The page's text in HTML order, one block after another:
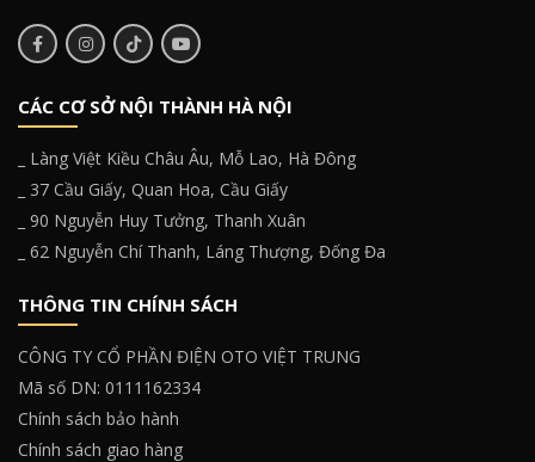
CÁC CƠ SỞ NỘI THÀNH HÀ NỘI
_ Làng Việt Kiều Châu Âu, Mỗ Lao, Hà Đông
_ 37 Cầu Giấy, Quan Hoa, Cầu Giấy
_ 90 Nguyễn Huy Tưởng, Thanh Xuân
_ 62 Nguyễn Chí Thanh, Láng Thượng, Đống Đa
THÔNG TIN CHÍNH SÁCH
CÔNG TY CỔ PHẦN ĐIỆN OTO VIỆT TRUNG
Mã số DN: 0111162334
Chính sách bảo hành
Chính sách giao hàng